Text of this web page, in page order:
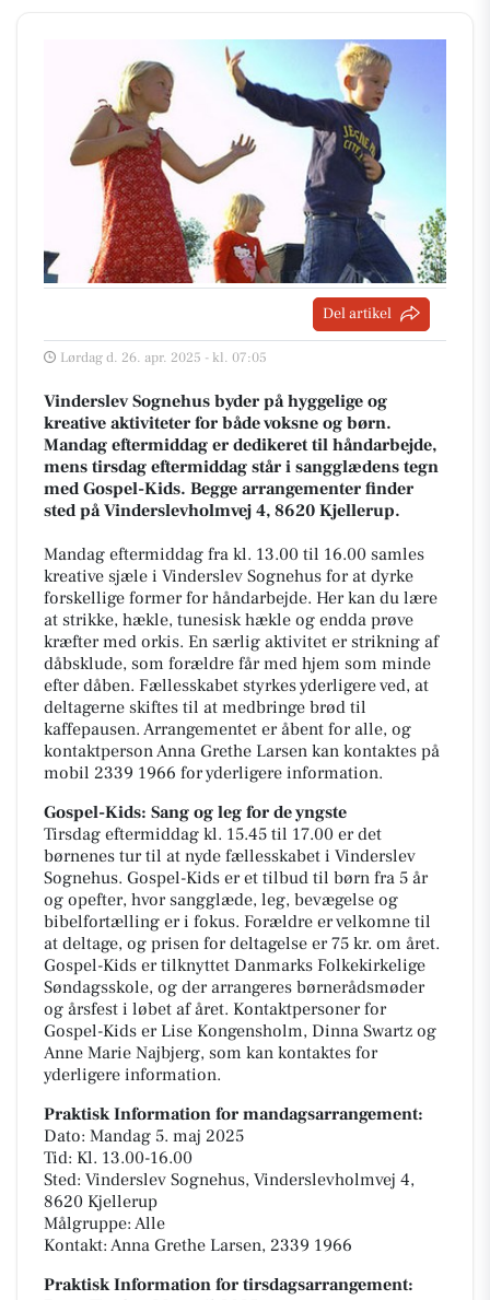
Del artikel
Lørdag d. 26. apr. 2025 - kl. 07:05
Vinderslev Sognehus byder på hyggelige og
kreative aktiviteter for både voksne og børn.
Mandag eftermiddag er dedikeret til håndarbejde,
mens tirsdag eftermiddag står i sangglædens tegn
med Gospel-Kids. Begge arrangementer finder
sted på Vinderslevholmvej 4, 8620 Kjellerup.
Mandag eftermiddag fra kl. 13.00 til 16.00 samles
kreative sjæle i Vinderslev Sognehus for at dyrke
forskellige former for håndarbejde. Her kan du lære
at strikke, hækle, tunesisk hækle og endda prøve
kræfter med orkis. En særlig aktivitet er strikning af
dåbsklude, som forældre får med hjem som minde
efter dåben. Fællesskabet styrkes yderligere ved, at
deltagerne skiftes til at medbringe brød til
kaffepausen. Arrangementet er åbent for alle, og
kontaktperson Anna Grethe Larsen kan kontaktes på
mobil 2339 1966 for yderligere information.
Gospel-Kids: Sang og leg for de yngste
Tirsdag eftermiddag kl. 15.45 til 17.00 er det
børnenes tur til at nyde fællesskabet i Vinderslev
Sognehus. Gospel-Kids er et tilbud til børn fra 5 år
og opefter, hvor sangglæde, leg, bevægelse og
bibelfortælling er i fokus. Forældre er velkomne til
at deltage, og prisen for deltagelse er 75 kr. om året.
Gospel-Kids er tilknyttet Danmarks Folkekirkelige
Søndagsskole, og der arrangeres børnerådsmøder
og årsfest i løbet af året. Kontaktpersoner for
Gospel-Kids er Lise Kongensholm, Dinna Swartz og
Anne Marie Najbjerg, som kan kontaktes for
yderligere information.
Praktisk Information for mandagsarrangement:
Dato: Mandag 5. maj 2025
Tid: Kl. 13.00-16.00
Sted: Vinderslev Sognehus, Vinderslevholmvej 4,
8620 Kjellerup
Målgruppe: Alle
Kontakt: Anna Grethe Larsen, 2339 1966
Praktisk Information for tirsdagsarrangement: